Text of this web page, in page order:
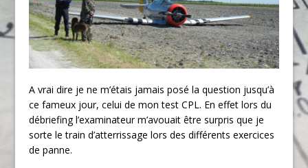
A vrai dire je ne m’étais jamais posé la question jusqu’à
ce fameux jour, celui de mon test CPL. En effet lors du
débriefing l’examinateur m’avouait être surpris que je
sorte le train d’atterrissage lors des différents exercices
de panne.